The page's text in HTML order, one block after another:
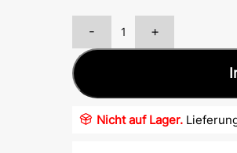
- +
Nicht auf Lager.